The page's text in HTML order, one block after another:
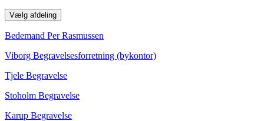
Vælg afdeling
Bedemand Per Rasmussen
Viborg Begravelsesforretning (bykontor)
Tjele Begravelse
Stoholm Begravelse
Karup Begravelse